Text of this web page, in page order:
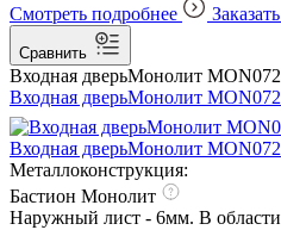
Смотреть подробнее
Сравнить
Входная дверьМонолит MON072
Входная дверьМонолит MON072
Входная дверьМонолит MON072
Металлоконструкция:
Бастион Монолит
Наружный лист - 6мм. В